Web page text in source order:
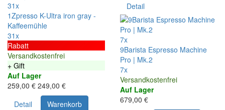
31x
1Zpresso K-Ultra iron gray -
Kaffeemühle
31x
Rabatt
Versandkostenfrei
+ Gift
Auf Lager
259,00 € 249,00 €
Detail
Warenkorb
Detail
7x
9Barista Espresso Machine
Pro | Mk.2
7x
Versandkostenfrei
Auf Lager
679,00 €